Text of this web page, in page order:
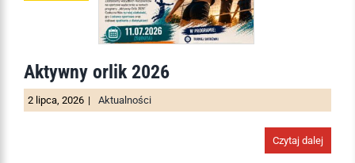
Aktywny orlik 2026
2 lipca, 2026 | Aktualności
Czytaj dalej